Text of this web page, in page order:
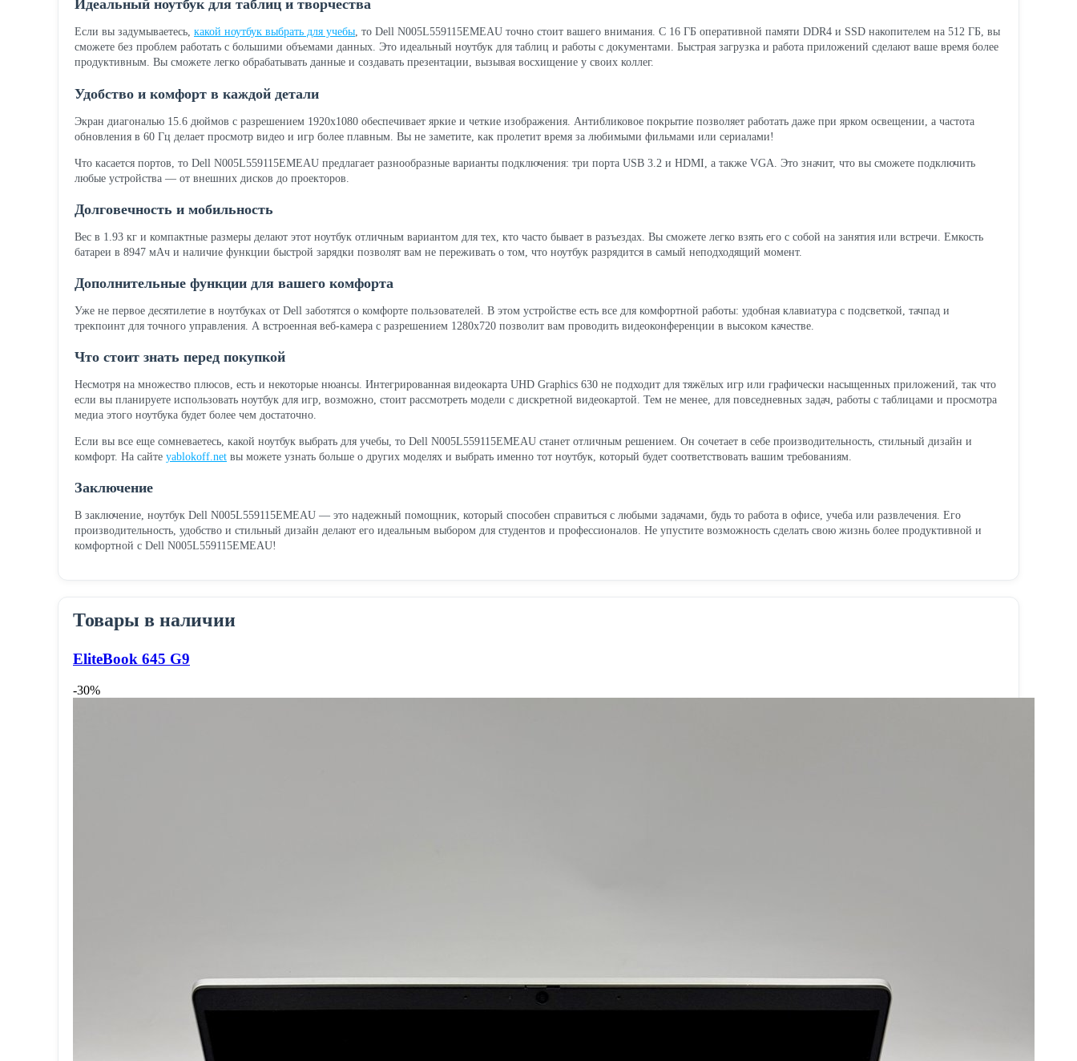
Идеальный ноутбук для таблиц и творчества
Если вы задумываетесь, какой ноутбук выбрать для учебы, то Dell N005L559115EMEAU точно стоит вашего внимания. С 16 ГБ оперативной памяти DDR4 и SSD накопителем на 512 ГБ, вы
сможете без проблем работать с большими объемами данных. Это идеальный ноутбук для таблиц и работы с документами. Быстрая загрузка и работа приложений сделают ваше время более
продуктивным. Вы сможете легко обрабатывать данные и создавать презентации, вызывая восхищение у своих коллег.
Удобство и комфорт в каждой детали
Экран диагональю 15.6 дюймов с разрешением 1920x1080 обеспечивает яркие и четкие изображения. Антибликовое покрытие позволяет работать даже при ярком освещении, а частота
обновления в 60 Гц делает просмотр видео и игр более плавным. Вы не заметите, как пролетит время за любимыми фильмами или сериалами!
Что касается портов, то Dell N005L559115EMEAU предлагает разнообразные варианты подключения: три порта USB 3.2 и HDMI, а также VGA. Это значит, что вы сможете подключить
любые устройства — от внешних дисков до проекторов.
Долговечность и мобильность
Вес в 1.93 кг и компактные размеры делают этот ноутбук отличным вариантом для тех, кто часто бывает в разъездах. Вы сможете легко взять его с собой на занятия или встречи. Емкость
батареи в 8947 мАч и наличие функции быстрой зарядки позволят вам не переживать о том, что ноутбук разрядится в самый неподходящий момент.
Дополнительные функции для вашего комфорта
Уже не первое десятилетие в ноутбуках от Dell заботятся о комфорте пользователей. В этом устройстве есть все для комфортной работы: удобная клавиатура с подсветкой, тачпад и
трекпоинт для точного управления. А встроенная веб-камера с разрешением 1280x720 позволит вам проводить видеоконференции в высоком качестве.
Что стоит знать перед покупкой
Несмотря на множество плюсов, есть и некоторые нюансы. Интегрированная видеокарта UHD Graphics 630 не подходит для тяжёлых игр или графически насыщенных приложений, так что
если вы планируете использовать ноутбук для игр, возможно, стоит рассмотреть модели с дискретной видеокартой. Тем не менее, для повседневных задач, работы с таблицами и просмотра
медиа этого ноутбука будет более чем достаточно.
Если вы все еще сомневаетесь, какой ноутбук выбрать для учебы, то Dell N005L559115EMEAU станет отличным решением. Он сочетает в себе производительность, стильный дизайн и
комфорт. На сайте yablokoff.net вы можете узнать больше о других моделях и выбрать именно тот ноутбук, который будет соответствовать вашим требованиям.
Заключение
В заключение, ноутбук Dell N005L559115EMEAU — это надежный помощник, который способен справиться с любыми задачами, будь то работа в офисе, учеба или развлечения. Его
производительность, удобство и стильный дизайн делают его идеальным выбором для студентов и профессионалов. Не упустите возможность сделать свою жизнь более продуктивной и
комфортной с Dell N005L559115EMEAU!
Товары в наличии
EliteBook 645 G9
-30%